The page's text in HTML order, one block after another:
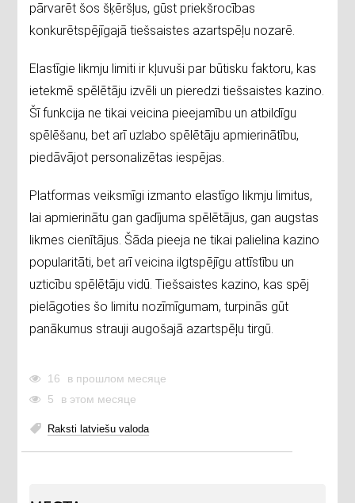
pārvarēt šos šķēršļus, gūst priekšrocības
konkurētspējīgajā tiešsaistes azartspēļu nozarē.
Elastīgie likmju limiti ir kļuvuši par būtisku faktoru, kas
ietekmē spēlētāju izvēli un pieredzi tiešsaistes kazino.
Šī funkcija ne tikai veicina pieejamību un atbildīgu
spēlēšanu, bet arī uzlabo spēlētāju apmierinātību,
piedāvājot personalizētas iespējas.
Platformas veiksmīgi izmanto elastīgo likmju limitus,
lai apmierinātu gan gadījuma spēlētājus, gan augstas
likmes cienītājus. Šāda pieeja ne tikai palielina kazino
popularitāti, bet arī veicina ilgtspējīgu attīstību un
uzticību spēlētāju vidū. Tiešsaistes kazino, kas spēj
pielāgoties šo limitu nozīmīgumam, turpinās gūt
panākumus strauji augošajā azartspēļu tirgū.
16
в прошлом месяце
5
в этом месяце
Raksti latviešu valoda